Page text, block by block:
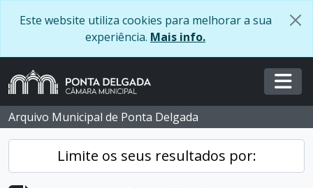
Este website utiliza cookies para melhorar a sua
experiência. Mais info.
Arquivo Municipal de Ponta Delgada
Limite os seus resultados por: